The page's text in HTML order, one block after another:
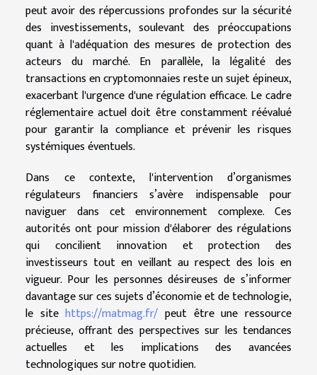
peut avoir des répercussions profondes sur la sécurité
des investissements, soulevant des préoccupations
quant à l'adéquation des mesures de protection des
acteurs du marché. En parallèle, la légalité des
transactions en cryptomonnaies reste un sujet épineux,
exacerbant l'urgence d'une régulation efficace. Le cadre
réglementaire actuel doit être constamment réévalué
pour garantir la compliance et prévenir les risques
systémiques éventuels.
Dans ce contexte, l'intervention d’organismes
régulateurs financiers s’avère indispensable pour
naviguer dans cet environnement complexe. Ces
autorités ont pour mission d'élaborer des régulations
qui concilient innovation et protection des
investisseurs tout en veillant au respect des lois en
vigueur. Pour les personnes désireuses de s’informer
davantage sur ces sujets d’économie et de technologie,
le sitehttps://matmag.fr/ peut être une ressource
précieuse, offrant des perspectives sur les tendances
actuelles et les implications des avancées
technologiques sur notre quotidien.